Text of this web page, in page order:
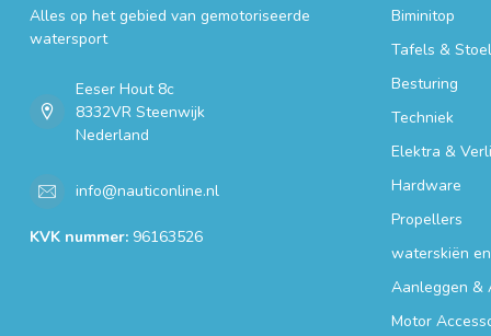
Alles op het gebied van gemotoriseerde
watersport
Eeser Hout 8c
8332VR Steenwijk
Nederland
info@nauticonline.nl
KVK nummer: 96163526
Biminitop
Tafels &
Besturing
Techniek
Elektra &
Hardware
Propellers
waterskiën
Aanleggen &
Motor